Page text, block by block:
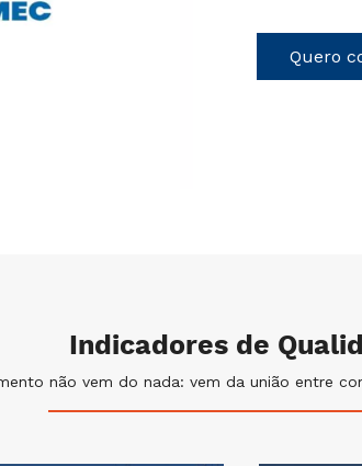
Quero
Indicadores de
não vem do nada: vem da união entre